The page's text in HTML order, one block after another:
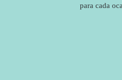
para cada